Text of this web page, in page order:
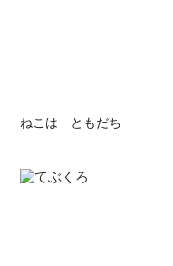
ねこは ともだち